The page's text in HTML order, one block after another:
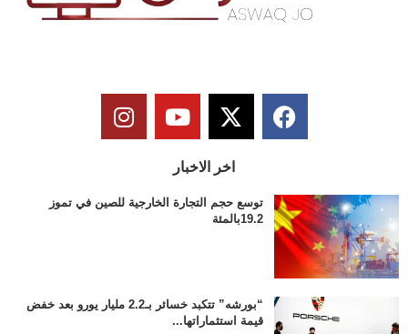
اخر الاخبار
توسع حجم التجارة الخارجية للصين في تموز
19.2بالمئة
“بورشه” تتكبد خسائر بـ2.2 مليار يورو بعد خفض
قيمة استثماراتها...